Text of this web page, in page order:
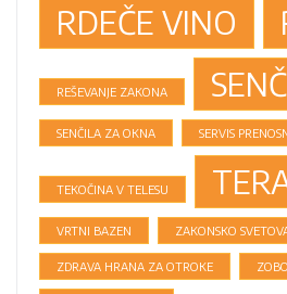
RDEČE VINO
REŠEVANJE ZAKONA
SENČILA ZA OKNA SERVIS
TEKOČINA V TELESU
VRTNI BAZEN ZAKONSKO
ZDRAVA HRANA ZA OTROKE